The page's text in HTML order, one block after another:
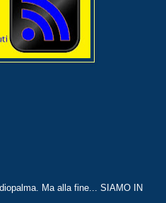
Ma alla fine... SIAMO IN